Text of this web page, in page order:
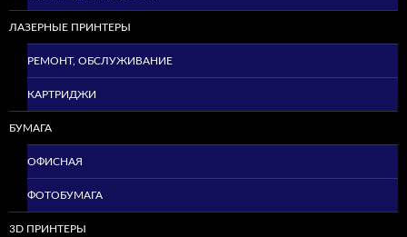
ЛАЗЕРНЫЕ ПРИНТЕРЫ
РЕМОНТ, ОБСЛУЖИВАНИЕ
КАРТРИДЖИ
БУМАГА
ОФИСНАЯ
ФОТОБУМАГА
3D ПРИНТЕРЫ